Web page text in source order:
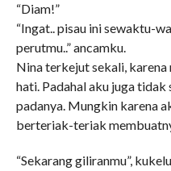
“Diam!”
“Ingat.. pisau ini sewaktu-
perutmu..” ancamku.
Nina terkejut sekali,
hati. Padahal aku juga tidak
padanya. Mungkin karena
berteriak-teriak
“Sekarang giliranmu”,